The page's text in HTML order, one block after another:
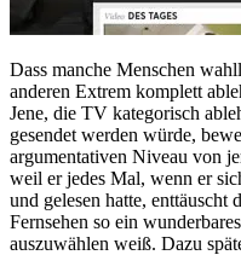
Dass manche Menschen
anderen Extrem komplett
Jene, die TV kategorisch
gesendet werden würde,
argumentativen Niveau von
weil er jedes Mal, wenn er
und gelesen hatte, enttäuscht
Fernsehen so ein
auszuwählen weiß. Dazu